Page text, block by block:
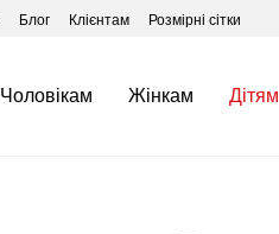
Блог Клієнтам Розмірні сітки
Чоловікам Жінкам Дітям